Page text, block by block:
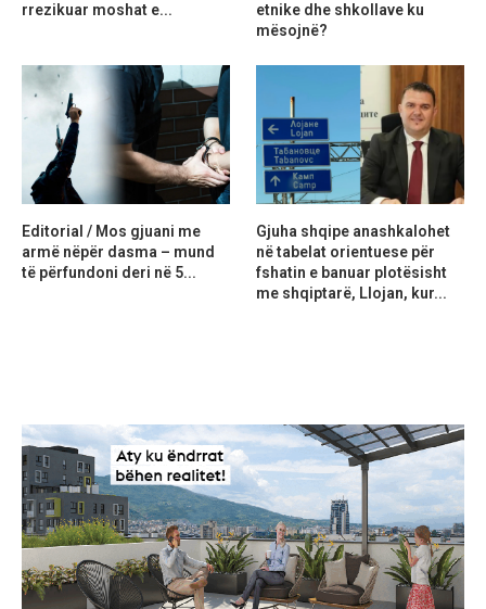
rrezikuar moshat e...
etnike dhe shkollave ku
mësojnë?
Editorial / Mos gjuani me
armë nëpër dasma – mund
të përfundoni deri në 5...
Gjuha shqipe anashkalohet
në tabelat orientuese për
fshatin e banuar plotësisht
me shqiptarë, Llojan, kur...